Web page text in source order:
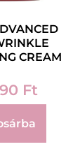
CREAM
Ft